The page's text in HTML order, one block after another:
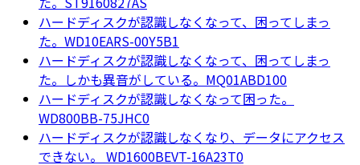
ハードディスクが認識しなくなって、困ってしまっ
た。WD10EARS-00Y5B1
ハードディスクが認識しなくなって、困ってしまっ
た。しかも異音がしている。MQ01ABD100
ハードディスクが認識しなくなって困った。
WD800BB-75JHC0
ハードディスクが認識しなくなり、データにアクセス
できない。 WD1600BEVT-16A23T0